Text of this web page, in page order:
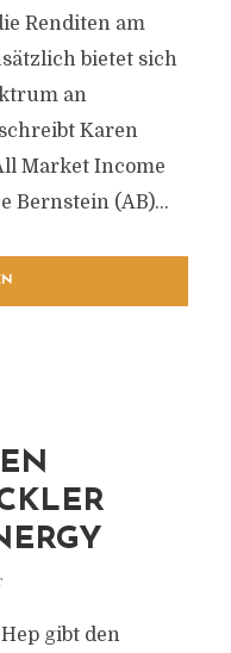
Renditen am
bietet sich
an
Karen
Market Income
Bernstein (AB)...
gibt den